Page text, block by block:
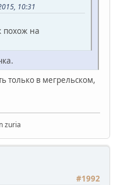
10:31
похож на
только в мегрельском,
zuria
#1992